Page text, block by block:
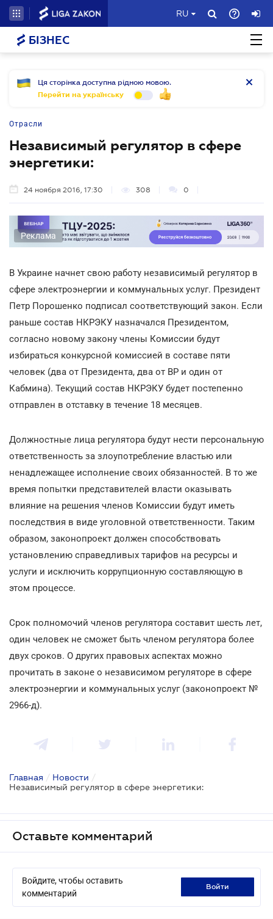
RU
БІЗНЕС
Ця сторінка доступна рідною мовою.
Перейти на українську
Отрасли
Независимый регулятор в сфере
энергетики:
24 ноября 2016, 17:30 308 0
Реклама
В Украине начнет свою работу независимый регулятор в
сфере электроэнергии и коммунальных услуг. Президент
Петр Порошенко подписал соответствующий закон. Если
раньше состав НКРЭКУ назначался Президентом,
согласно новому закону члены Комиссии будут
избираться конкурсной комиссией в составе пяти
человек (два от Президента, два от ВР и один от
Кабмина). Текущий состав НКРЭКУ будет постепенно
отправлен в отставку в течение 18 месяцев.
Должностные лица регулятора будут нести персональную
ответственность за злоупотребление властью или
ненадлежащее исполнение своих обязанностей. В то же
время попытки представителей власти оказывать
влияние на решения членов Комиссии будут иметь
последствия в виде уголовной ответственности. Таким
образом, законопроект должен способствовать
установлению справедливых тарифов на ресурсы и
услуги и исключить коррупционную составляющую в
этом процессе.
Срок полномочий членов регулятора составит шесть лет,
один человек не сможет быть членом регулятора более
двух сроков. О других правовых аспектах можно
прочитать в законе о независимом регуляторе в сфере
электроэнергии и коммунальных услуг (законопроект №
2966-д).
Главная / Новости /
Независимый регулятор в сфере энергетики:
Оставьте комментарий
Войдите, чтобы оставить
комментарий
войти